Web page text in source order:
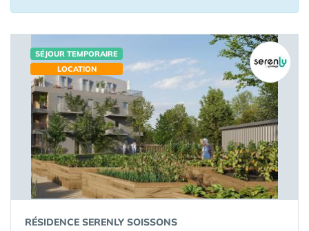
SÉJOUR TEMPORAIRE
LOCATION
RÉSIDENCE SERENLY SOISSONS